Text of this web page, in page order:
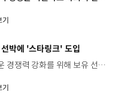
박에 '스타링크' 도입
현대글로비스가 해운 경쟁력 강화를 위해 보유 선박에 저궤도 위성통신 서비스 ‘스타링크(Starlink)’를 도입합니다. 스타링크는 미국 우주 개발 기업 ‘스페이스X’가 운영하는 서비스로, 수천 기의 소형 위성을 활용해 망망대해에서도 초고속 통신으로 24시간 소통이 가능한데요. 국내 입항하는 선박부터 스타링크를 순차적으로 설치해 보유 선박 총 45척에 도입하게 됩니다. 현대글로비스는 이를 통해 해상 안전 대응 체계를 강화하고, 해운 디지털 전환과 선원 근무 환경 개선도 함께 추진할 예정입니다.